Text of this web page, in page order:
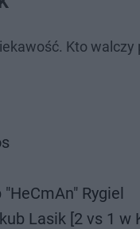
Kto walczy
Rygiel
Lasik [2 vs 1 w